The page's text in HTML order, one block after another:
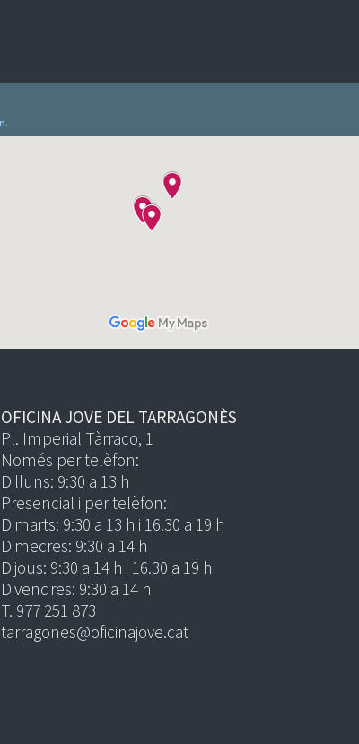
OFICINA JOVE DEL TARRAGONÈS
Pl. Imperial Tàrraco, 1
Només per telèfon:
Dilluns: 9:30 a 13 h
Presencial i per telèfon:
Dimarts: 9:30 a 13 h i 16.30 a 19 h
Dimecres: 9:30 a 14 h
Dijous: 9:30 a 14 h i 16.30 a 19 h
Divendres: 9:30 a 14 h
T. 977 251 873
tarragones@oficinajove.cat